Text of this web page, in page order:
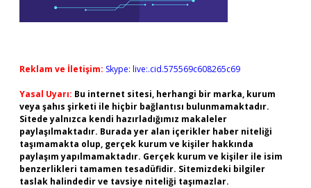
Reklam ve İletişim: Skype: live:.cid.575569c608265c69
Yasal Uyarı: Bu internet sitesi, herhangi bir marka, kurum
veya şahıs şirketi ile hiçbir bağlantısı bulunmamaktadır.
Sitede yalnızca kendi hazırladığımız makaleler
paylaşılmaktadır. Burada yer alan içerikler haber niteliği
taşımamakta olup, gerçek kurum ve kişiler hakkında
paylaşım yapılmamaktadır. Gerçek kurum ve kişiler ile isim
benzerlikleri tamamen tesadüfidir. Sitemizdeki bilgiler
taslak halindedir ve tavsiye niteliği taşımazlar.